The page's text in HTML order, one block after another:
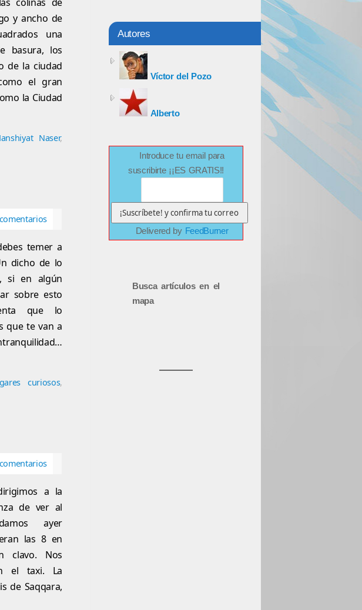
y ancho de
una
basura, los
de la ciudad
el gran
la Ciudad
Naser,
temer a
dicho de lo
si en algún
sobre esto
que lo
que te van a
curiosos,
a la
de ver al
ayer
las 8 en
clavo. Nos
el taxi. La
de Saqqara,
Autores
Víctor del Pozo
Alberto
Introduce tu email para
suscribirte ¡¡ES GRATIS!!
Delivered by FeedBurner
Busca artículos en el
mapa